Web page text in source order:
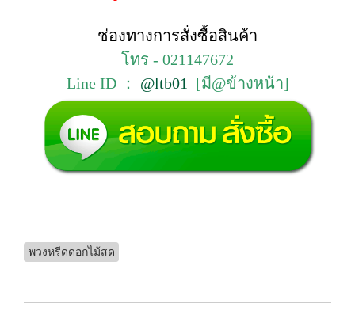
ช่องทางการสั่งซื้อสินค้า
โทร - 021147672
Line ID ： @ltb01 [มี@ข้างหน้า]
พวงหรีดดอกไม้สด